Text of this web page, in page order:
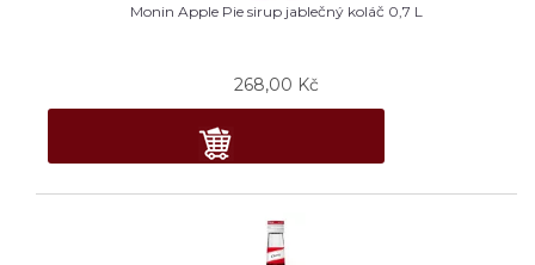
Monin Apple Pie sirup jablečný koláč 0,7 L
268,00 Kč